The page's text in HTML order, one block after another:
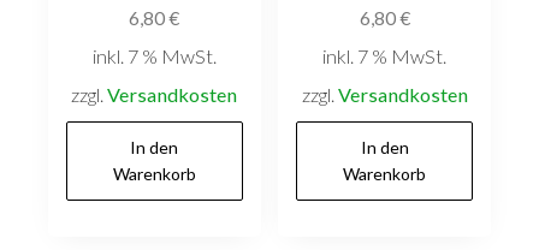
6,80€
inkl. 7 % MwSt.
zzgl.Versandkosten
In den
Warenkorb
6,80€
inkl. 7 % MwSt.
zzgl. Versandkosten
In den
Warenkorb